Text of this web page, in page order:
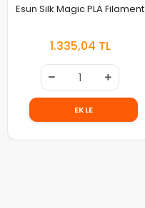
Esun Silk Magic PLA Filament
1.335,04 TL
EKLE